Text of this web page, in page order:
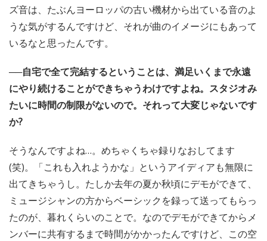
ズ音は、たぶんヨーロッパの古い機材から出ている音のよ
うな気がするんですけど、それが曲のイメージにもあって
いるなと思ったんです。
──自宅で全て完結するということは、満足いくまで永遠
にやり続けることができちゃうわけですよね。スタジオみ
たいに時間の制限がないので。それって大変じゃないです
か?
そうなんですよね…。めちゃくちゃ録りなおしてます
(笑)。「これも入れようかな」というアイディアも無限に
出てきちゃうし。たしか去年の夏か秋頃にデモができて、
ミュージシャンの方からベーシックを録って送ってもらっ
たのが、暮れくらいのことで。なのでデモができてからメ
ンバーに共有するまで時間がかかったんですけど、この空